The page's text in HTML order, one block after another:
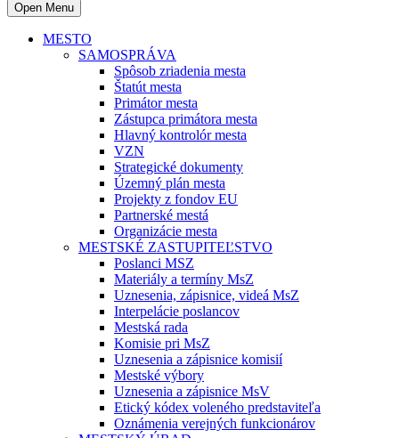
Open Menu
MESTO
SAMOSPRÁVA
Spôsob zriadenia mesta
Štatút mesta
Primátor mesta
Zástupca primátora mesta
Hlavný kontrolór mesta
VZN
Strategické dokumenty
Územný plán mesta
Projekty z fondov EU
Partnerské mestá
Organizácie mesta
MESTSKÉ ZASTUPITEĽSTVO
Poslanci MSZ
Materiály a termíny MsZ
Uznesenia, zápisnice, videá MsZ
Interpelácie poslancov
Mestská rada
Komisie pri MsZ
Uznesenia a zápisnice komisií
Mestské výbory
Uznesenia a zápisnice MsV
Etický kódex voleného predstaviteľa
Oznámenia verejných funkcionárov